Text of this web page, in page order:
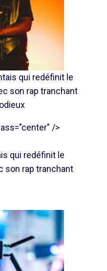
qui redéfinit le
son rap tranchant
/>
qui redéfinit le
son rap tranchant